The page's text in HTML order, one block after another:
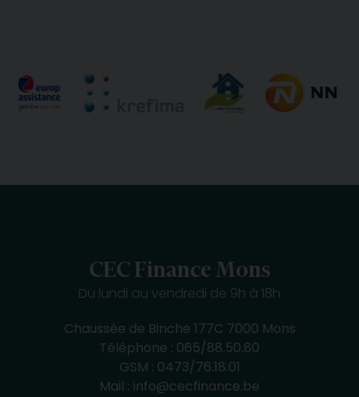
CEC Finance Mons
Du lundi au vendredi de 9h à 18h
Chaussée de Binche 177C 7000 Mons
Téléphone : 065/88.50.80
GSM : 0473/76.18.01
Mail : info@cecfinance.be